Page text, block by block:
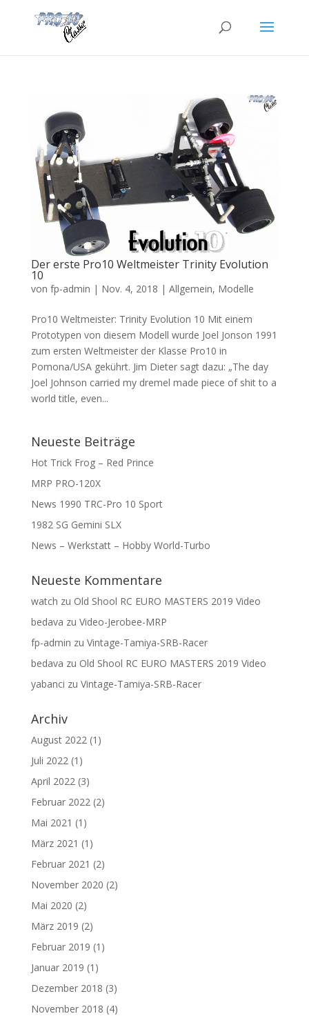
Der erste Pro10 Weltmeister Trinity Evolution
10
von fp-admin | Nov. 4, 2018 | Allgemein, Modelle
Pro10 Weltmeister: Trinity Evolution 10 Mit einem
Prototypen von diesem Modell wurde Joel Jonson 1991
zum ersten Weltmeister der Klasse Pro10 in
Pomona/USA gekührt. Jim Dieter sagt dazu: „The day
Joel Johnson carried my dremel made piece of shit to a
world title, even...
Neueste Beiträge
Hot Trick Frog – Red Prince
MRP PRO-120X
News 1990 TRC-Pro 10 Sport
1982 SG Gemini SLX
News – Werkstatt – Hobby World-Turbo
Neueste Kommentare
watch zu Old Shool RC EURO MASTERS 2019 Video
bedava zu Video-Jerobee-MRP
fp-admin zu Vintage-Tamiya-SRB-Racer
bedava zu Old Shool RC EURO MASTERS 2019 Video
yabanci zu Vintage-Tamiya-SRB-Racer
Archiv
August 2022 (1)
Juli 2022 (1)
April 2022 (3)
Februar 2022 (2)
Mai 2021 (1)
März 2021 (1)
Februar 2021 (2)
November 2020 (2)
Mai 2020 (2)
März 2019 (2)
Februar 2019 (1)
Januar 2019 (1)
Dezember 2018 (3)
November 2018 (4)